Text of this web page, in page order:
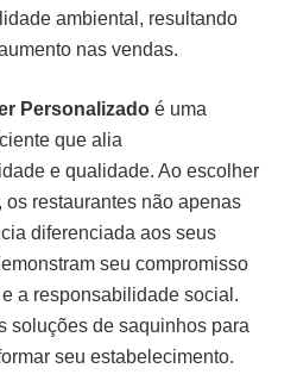
ambiental, resultando
nas vendas.
Personalizado é uma
que alia
e qualidade. Ao escolher
restaurantes não apenas
diferenciada aos seus
seu compromisso
a responsabilidade social.
soluções de saquinhos para
seu estabelecimento.